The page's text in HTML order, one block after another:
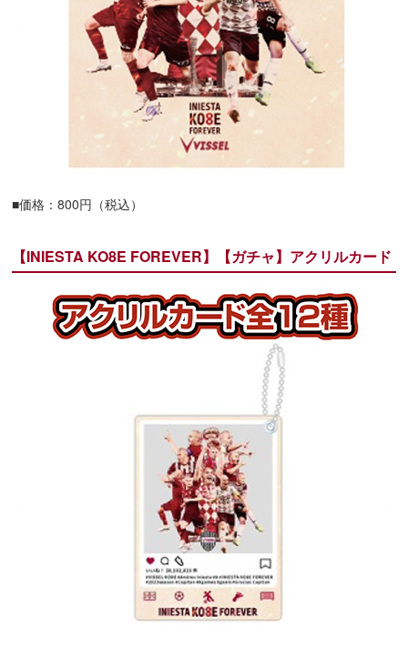
■価格：800円（税込）
【INIESTA KO8E FOREVER】【ガチャ】アクリルカード